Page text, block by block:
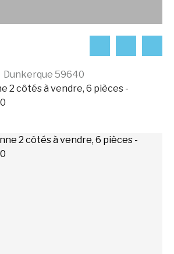
Dunkerque 59640
2 côtés à vendre, 6 pièces -